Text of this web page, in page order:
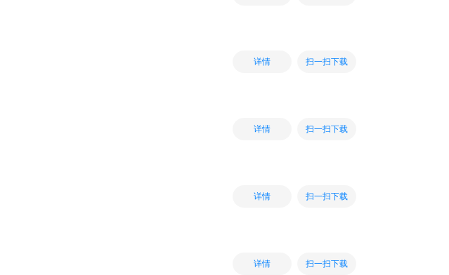
详情 扫一扫下载
详情 扫一扫下载
详情 扫一扫下载
详情 扫一扫下载